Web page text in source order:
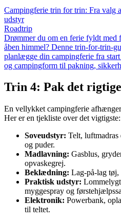
Campingferie trin for trin: Fra valg
udstyr
Roadtrip
Drømmer du om en ferie fyldt med
åben himmel? Denne trin-for-trin-
planlægge din campingferie fra
og campingform til pakning,
Trin 4: Pak det
En vellykket campingferie
Her er en tjekliste over det vigtigste:
Soveudstyr: Telt, luftmadras
og puder.
Madlavning: Gasblus,
opvaskegrej.
Beklædning: Lag-på-lag tøj,
Praktisk udstyr:
myggespray og
Elektronik: Powerbank,
til teltet.